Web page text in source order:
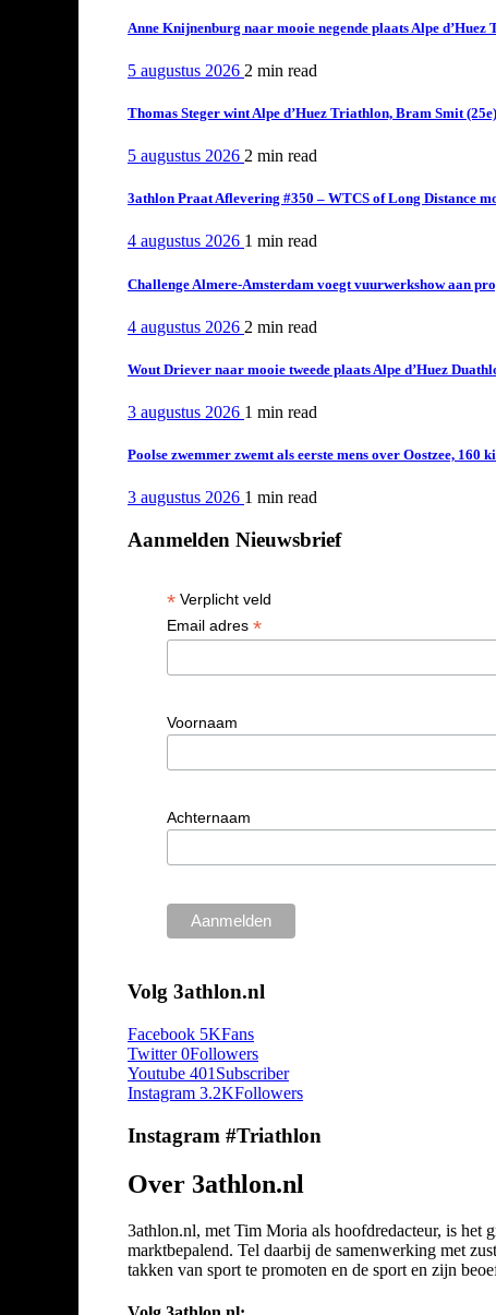
Anne Knijnenburg naar mooie negende plaats Alpe
5 augustus 2026 2 min read
Thomas Steger wint Alpe d’Huez Triathlon, Bram Smit
5 augustus 2026 2 min read
3athlon Praat Aflevering #350 – WTCS of Long Distance
4 augustus 2026 1 min read
Challenge Almere-Amsterdam voegt vuurwerkshow aan
4 augustus 2026 2 min read
Wout Driever naar mooie tweede plaats Alpe d’Huez
3 augustus 2026 1 min read
Poolse zwemmer zwemt als eerste mens over Oostzee, 160
3 augustus 2026 1 min read
Aanmelden Nieuwsbrief
* Verplicht veld
Email adres *
Voornaam
Achternaam
Volg 3athlon.nl
Facebook 5KFans
Twitter 0Followers
Youtube 401 Subscriber
Instagram 3.2KFollowers
Instagram #Triathlon
Over 3athlon.nl
3athlon.nl, met Tim Moria als hoofdredacteur, is het
marktbepalend. Tel daarbij de samenwerking met
takken van sport te promoten en de sport en zijn